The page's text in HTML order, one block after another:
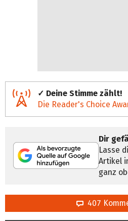
✓ Deine Stimme zählt!
Die Reader's Choice
Dir
Lasse
Artikel
ganz
407